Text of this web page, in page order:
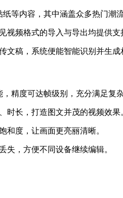
等内容，其中涵盖众多热门潮
视频格式的导入与导出均提供
文稿，系统便能智能识别并生成
精度可达帧级别，充分满足复
时长，打造图文并茂的视频效果
和度，让画面更亮丽清晰。
失，方便不同设备继续编辑。